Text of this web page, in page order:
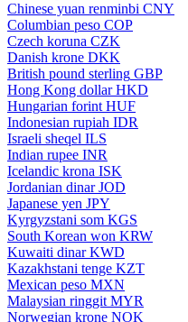
Chinese yuan renminbi CNY
Columbian peso COP
Czech koruna CZK
Danish krone DKK
British pound sterling GBP
Hong Kong dollar HKD
Hungarian forint HUF
Indonesian rupiah IDR
Israeli sheqel ILS
Indian rupee INR
Icelandic krona ISK
Jordanian dinar JOD
Japanese yen JPY
Kyrgyzstani som KGS
South Korean won KRW
Kuwaiti dinar KWD
Kazakhstani tenge KZT
Mexican peso MXN
Malaysian ringgit MYR
Norwegian krone NOK